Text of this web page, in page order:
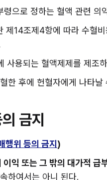
령으로 정하는 혈액 관련 의
제14조제4항에 따라 수혈
사용되는 혈액제제를 제조
한 후에 헌혈자에게 나타
금지
행위 등의 금지 )
이익 또는 그 밖의 대가적 급
하여서는 아니 된다.